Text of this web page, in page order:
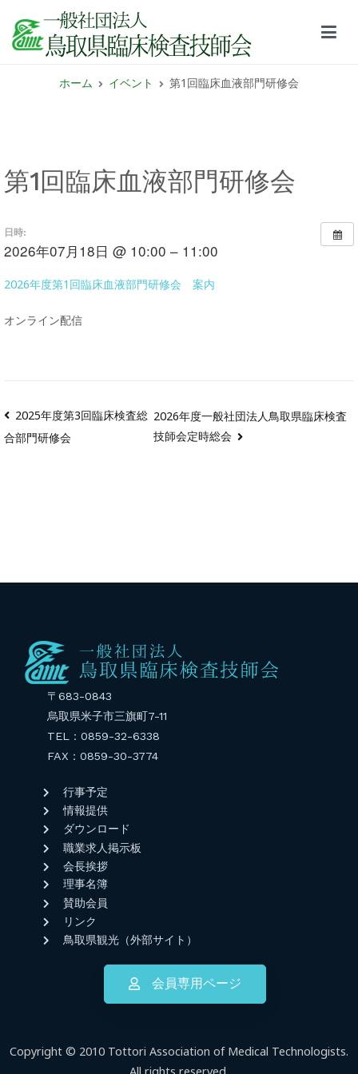
ホーム イベント 第1回臨床血液部門研修会
第1回臨床血液部門研修会
日時:
2026年07月18日 @ 10:00 – 11:00
2026年度第1回臨床血液部門研修会 案内
オンライン配信
2025年度第3回臨床検査総
合部門研修会
2026年度一般社団法人鳥取県臨床検査
技師会定時総会
〒683-0843
烏取県米子市三旗町7-11
TEL：0859-32-6338
FAX：0859-30-3774
行事予定
情報提供
ダウンロード
職業求人掲示板
会長挨拶
理事名簿
賛助会員
リンク
鳥取県観光（外部サイト）
会員専用ページ
Copyright © 2010 Tottori Association of Medical Technologists.